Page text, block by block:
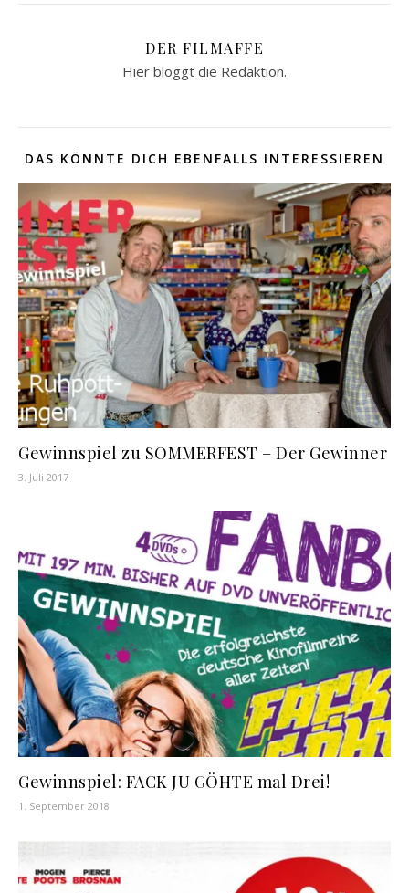
DER FILMAFFE
Hier bloggt die Redaktion.
DAS KÖNNTE DICH EBENFALLS INTERESSIEREN
Gewinnspiel zu SOMMERFEST – Der Gewinner
3. Juli 2017
Gewinnspiel: FACK JU GÖHTE mal Drei!
1. September 2018